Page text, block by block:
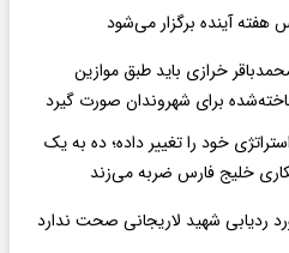
آینده برگزار می‌شود
خرازی باید طبق موازین
برای شهروندان صورت گیرد
خود را تغییر داده؛ ده به یک
خلیج فارس ضربه می‌زند
ردیابی شهید لاریجانی صحت ندارد